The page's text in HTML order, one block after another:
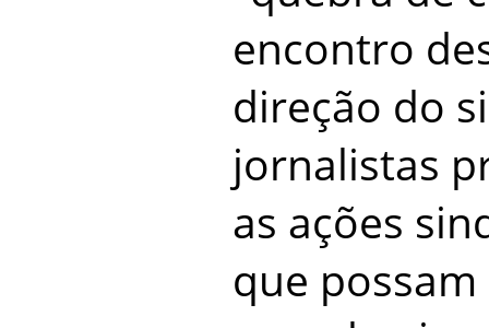
encontro
direção do
jornalistas
as ações
que